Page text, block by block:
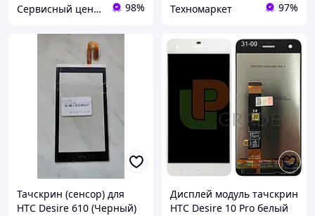
Сервисный центр Экран 98% Техномаркет 97%
Тачскрин (сенсор) для
HTC Desire 610 (Черный)
Дисплей модуль тачскрин
HTC Desire 10 Pro белый